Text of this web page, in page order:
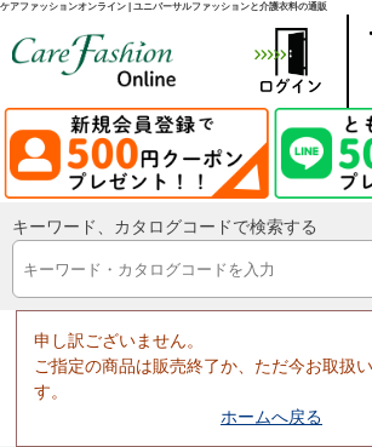
ケアファッションオンライン | ユニバーサルファッションと介護衣料の通販
キーワード、カタログコードで検索する
申し訳ございません。
ご指定の商品は販売終了か、ただ今お取扱
す。
ホームへ戻る